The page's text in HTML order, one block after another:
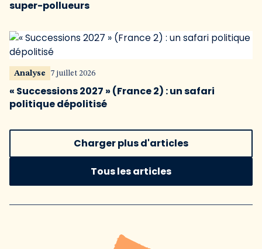
super-pollueurs
Analyse 7 juillet 2026
« Successions 2027 » (France 2) : un safari
politique dépolitisé
Charger plus d'articles
Tous les articles